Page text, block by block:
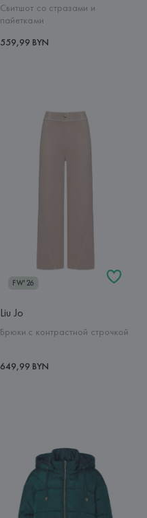
Свитшот со стразами и
пайетками
559,99 BYN
FW'26
Liu Jo
Брюки с контрастной строчкой
649,99 BYN